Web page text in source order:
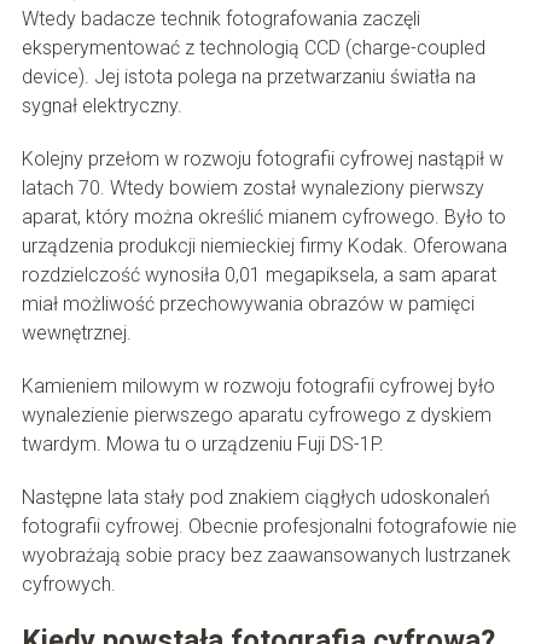
Wtedy badacze technik fotografowania zaczęli
eksperymentować z technologią CCD (charge-coupled
device). Jej istota polega na przetwarzaniu światła na
sygnał elektryczny.
Kolejny przełom w rozwoju fotografii cyfrowej nastąpił w
latach 70. Wtedy bowiem został wynaleziony pierwszy
aparat, który można określić mianem cyfrowego. Było to
urządzenia produkcji niemieckiej firmy Kodak. Oferowana
rozdzielczość wynosiła 0,01 megapiksela, a sam aparat
miał możliwość przechowywania obrazów w pamięci
wewnętrznej.
Kamieniem milowym w rozwoju fotografii cyfrowej było
wynalezienie pierwszego aparatu cyfrowego z dyskiem
twardym. Mowa tu o urządzeniu Fuji DS-1P.
Następne lata stały pod znakiem ciągłych udoskonaleń
fotografii cyfrowej. Obecnie profesjonalni fotografowie nie
wyobrażają sobie pracy bez zaawansowanych lustrzanek
cyfrowych.